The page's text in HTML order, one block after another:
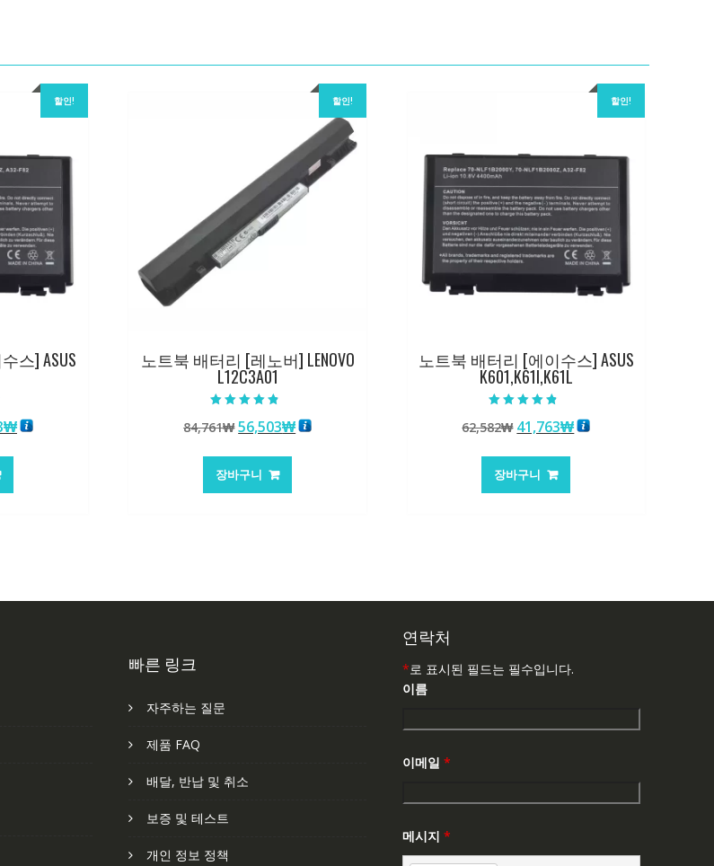
할인!
스] ASUS
₩현
할인!
노트북 배터리 [레노버] LENOVO
L12C3A01
4.50
로 평가됨
84,761₩ 원
가
격:
56,503₩현
장바구니
할인!
노트북 배터리 [에이수스] ASUS
K601,K61I,K61L
4.50
로 평가됨
62,582₩ 원
가
격:
41,763₩현
장바구니
빠른 링크
자주하는 질문
제품 FAQ
배달, 반납 및 취소
보증 및 테스트
개인 정보 정책
연락처
*로 표시된 필드는 필수입니다.
이름
이메일 *
메시지 *